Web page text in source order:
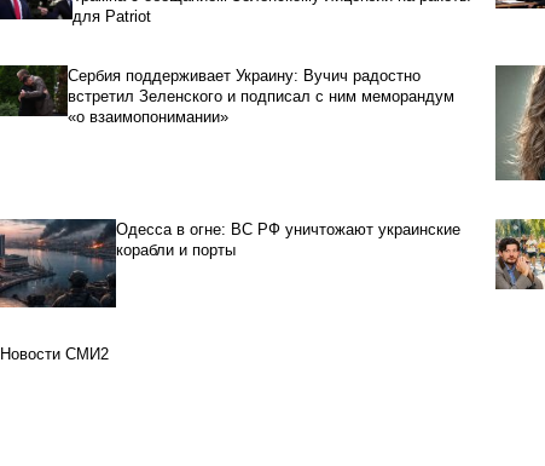
для Patriot
Сербия поддерживает Украину: Вучич радостно
встретил Зеленского и подписал с ним меморандум
«о взаимопонимании»
Одесса в огне: ВС РФ уничтожают украинские
корабли и порты
Новости СМИ2